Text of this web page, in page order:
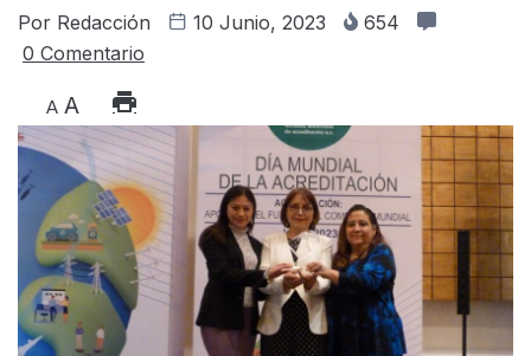
Por Redacción 10 Junio, 2023
654
0 Comentario
A A